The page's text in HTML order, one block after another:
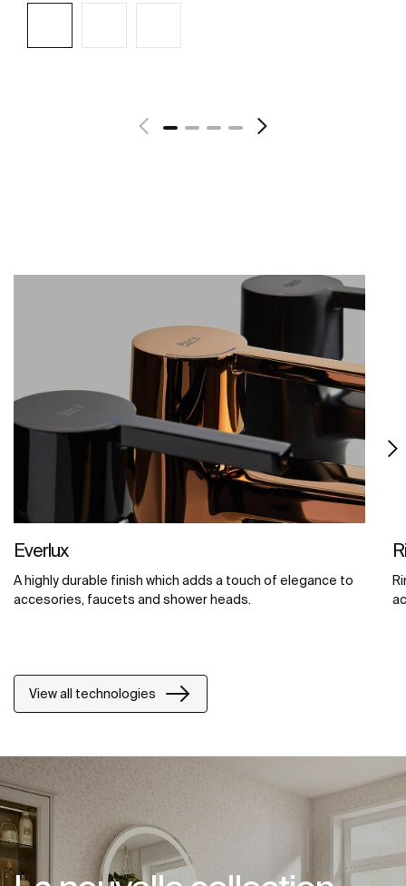
Everlux
A highly durable finish which adds a touch of elegance to
accesories, faucets and shower heads.
View all technologies